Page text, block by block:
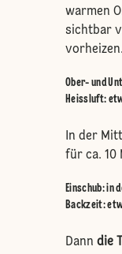
warmen
sichtbar
vorheizen.
Ober- und
Heissluft:
In der
für ca. 10
Einschub:in
Backzeit:
Dann die